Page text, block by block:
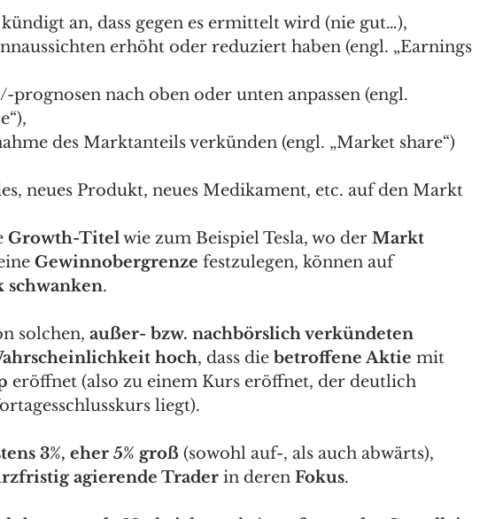
an, dass gegen es ermittelt wird (nie gut…),
erhöht oder reduziert haben (engl. „Earnings
prognosen nach oben oder unten anpassen (engl.
des Marktanteils verkünden (engl. „Market share“)
neues Produkt, neues Medikament, etc. auf den Markt
Growth-Titel wie zum Beispiel Tesla, wo der Markt
Gewinnobergrenze festzulegen, können auf
schwanken.
solchen, außer- bzw. nachbörslich verkündeten
hoch, dass die betroffene Aktie mit
eröffnet (also zu einem Kurs eröffnet, der deutlich
liegt).
3%, eher 5% groß (sowohl auf-, als auch abwärts),
agierende Trader in deren Fokus.